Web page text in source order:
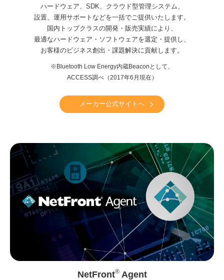
ハードウェア、SDK、クラウド型管理システム、
設置、運用サポートなどを一括でご提供いたします。
国内トップクラスの開発・販売実績により、
最適なハードウェア・ソフトウェアを選定・提供し、
お客様のビジネス創出・課題解決に貢献します。
※Bluetooth Low Energy内蔵Beaconとして、
ACCESS調べ（2017年6月現在）
メーカー公式サイトへ
NetFront®Agent